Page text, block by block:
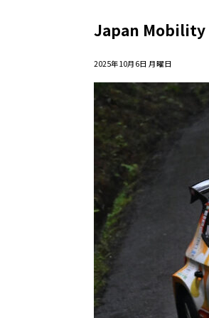
Japan Mobility
2025年10月6日 月曜日